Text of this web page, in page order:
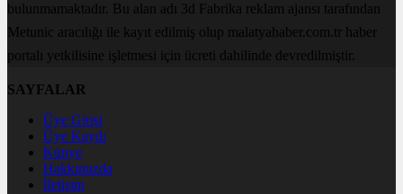
bulunmamaktadır. Bu alan adı 3d Fabrika reklam ajansı tarafından
Metunic aracılığı ile kayıt edilmiş olup malatyahaber.com.tr haber
portalı yetkilisine işletmesi için ücreti dahilinde devredilmiştir.
SAYFALAR
Üye Girişi
Üye Kaydı
Künye
Hakkımızda
İletişim